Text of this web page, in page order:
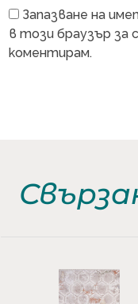
Запазване на
в този браузър за
коментирам.